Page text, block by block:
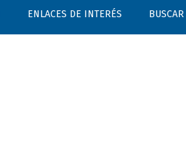
ENLACES DE INTERÉS BUSCAR